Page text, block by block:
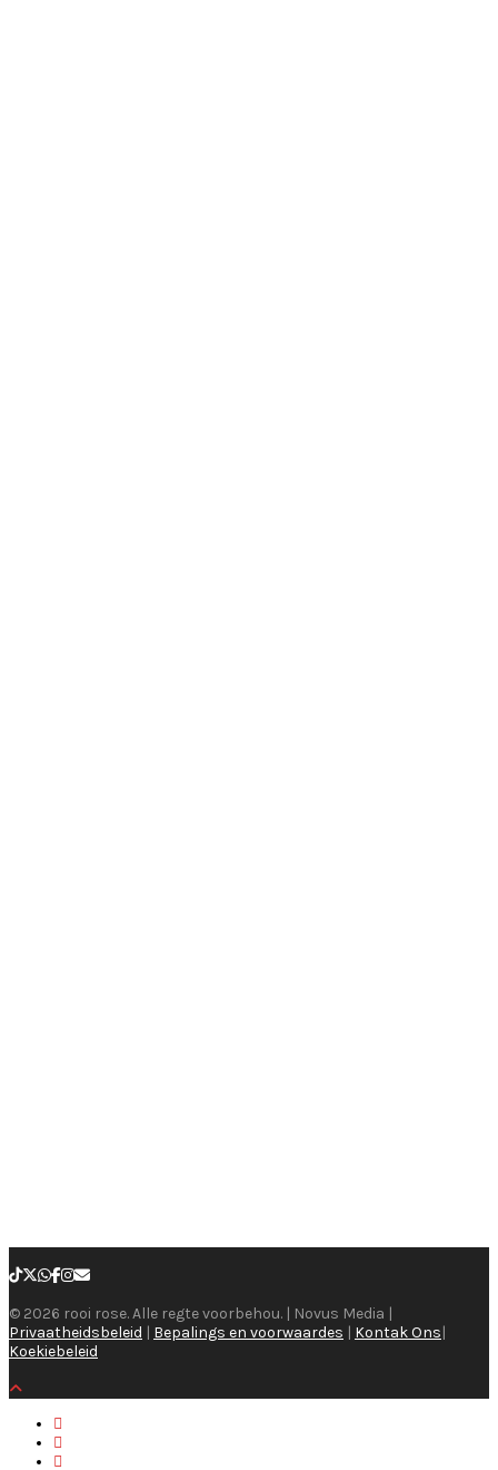
© 2026 rooi rose. Alle regte voorbehou. | Novus Media |
Privaatheidsbeleid | Bepalings en voorwaardes | Kontak Ons|
Koekiebeleid